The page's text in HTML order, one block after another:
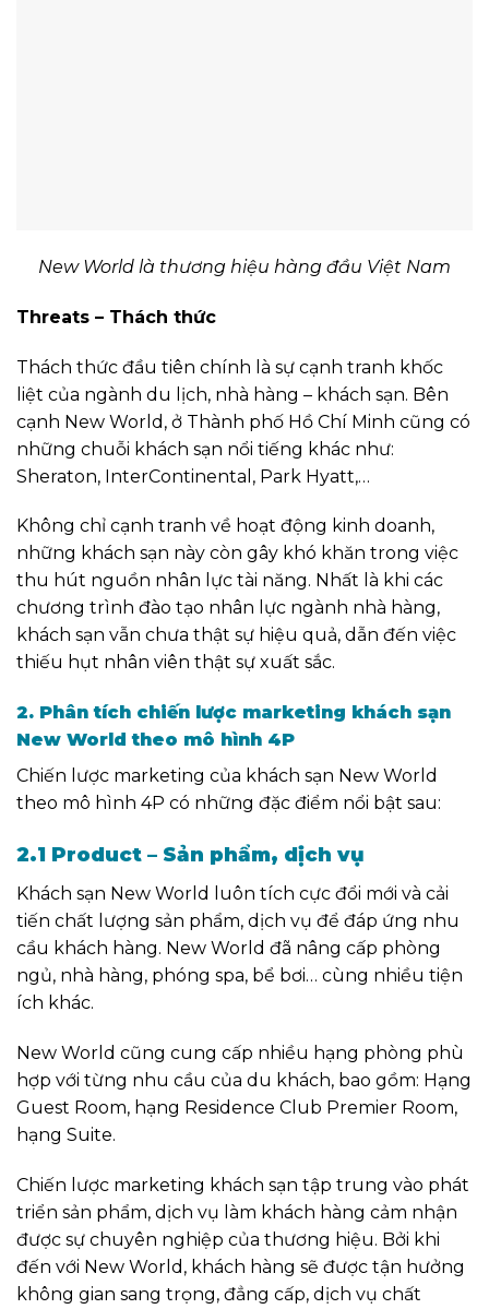
New World là thương hiệu hàng đầu Việt Nam
Threats – Thách thức
Thách thức đầu tiên chính là sự cạnh tranh khốc
liệt của ngành du lịch, nhà hàng – khách sạn. Bên
cạnh New World, ở Thành phố Hồ Chí Minh cũng có
những chuỗi khách sạn nổi tiếng khác như:
Sheraton, InterContinental, Park Hyatt,…
Không chỉ cạnh tranh về hoạt động kinh doanh,
những khách sạn này còn gây khó khăn trong việc
thu hút nguồn nhân lực tài năng. Nhất là khi các
chương trình đào tạo nhân lực ngành nhà hàng,
khách sạn vẫn chưa thật sự hiệu quả, dẫn đến việc
thiếu hụt nhân viên thật sự xuất sắc.
2. Phân tích chiến lược marketing khách sạn
New World theo mô hình 4P
Chiến lược marketing của khách sạn New World
theo mô hình 4P có những đặc điểm nổi bật sau:
2.1 Product – Sản phẩm, dịch vụ
Khách sạn New World luôn tích cực đổi mới và cải
tiến chất lượng sản phẩm, dịch vụ để đáp ứng nhu
cầu khách hàng. New World đã nâng cấp phòng
ngủ, nhà hàng, phóng spa, bể bơi… cùng nhiều tiện
ích khác.
New World cũng cung cấp nhiều hạng phòng phù
hợp với từng nhu cầu của du khách, bao gồm: Hạng
Guest Room, hạng Residence Club Premier Room,
hạng Suite.
Chiến lược marketing khách sạn tập trung vào phát
triển sản phẩm, dịch vụ làm khách hàng cảm nhận
được sự chuyên nghiệp của thương hiệu. Bởi khi
đến với New World, khách hàng sẽ được tận hưởng
không gian sang trọng, đẳng cấp, dịch vụ chất